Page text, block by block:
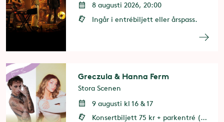
8 augusti 2026, 20:00
Ingår i entrébiljett eller årspass.
Greczula & Hanna Ferm
Stora Scenen
9 augusti kl 16 & 17
Konsertbiljett 75 kr + parkentré (entrébiljett eller årspass behövs)